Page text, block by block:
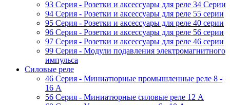
93 Серия - Розетки и аксессуары для реле 34 Серии
94 Серия - Розетки и аксессуары для реле 55 серии
95 Серия - Розетки и аксессуары для реле 40 серии
96 Серия - Розетки и аксессуары для реле 56 cерии
97 Серия - Розетки и аксессуары для реле 46 cерии
99 Серия - Модули подавления электромагнитного
импульса
Силовые реле
46 Серия - Миниатюрные промышленные реле 8 -
16 A
56 Серия - Миниатюрные силовые реле 12 A